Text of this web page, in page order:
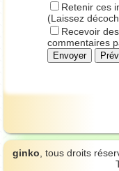
Retenir ces
(Laissez
Recevoir
commentaires
ginko , tous droits